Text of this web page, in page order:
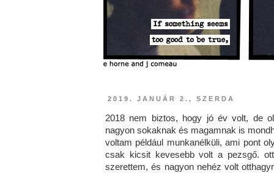
2019. JANUÁR 2., SZERDA
2018 nem biztos, hogy jó év volt, de
nagyon sokaknak és magamnak is
voltam például munkanélküli, ami pont
csak kicsit kevesebb volt a pezsgő.
szerettem, és nagyon nehéz volt